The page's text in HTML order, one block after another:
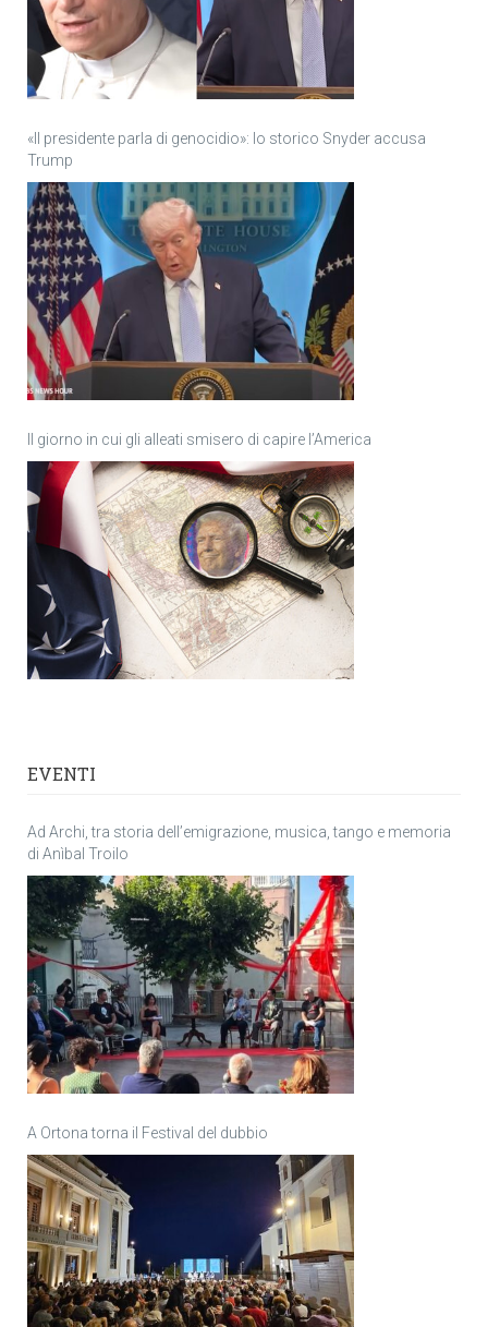
«Il presidente parla di genocidio»: lo storico Snyder accusa
Trump
Il giorno in cui gli alleati smisero di capire l’America
EVENTI
Ad Archi, tra storia dell’emigrazione, musica, tango e memoria
di Anìbal Troilo
A Ortona torna il Festival del dubbio